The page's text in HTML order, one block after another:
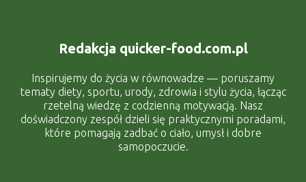
Redakcja quicker-food.com.pl
Inspirujemy do życia w równowadze — poruszamy
tematy diety, sportu, urody, zdrowia i stylu życia, łącząc
rzetelną wiedzę z codzienną motywacją. Nasz
doświadczony zespół dzieli się praktycznymi poradami,
które pomagają zadbać o ciało, umysł i dobre
samopoczucie.